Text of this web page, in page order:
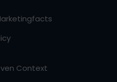
Context